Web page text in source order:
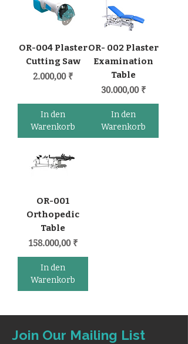
OR-004 Plaster
Cutting Saw
Preis
2.000,00 ₹
In den
Warenkorb
OR- 002 Plaster
Examination
Table
Preis
30.000,00 ₹
In den
Warenkorb
OR-001
Orthopedic
Table
Preis
158.000,00 ₹
In den
Warenkorb
Join Our Mailing List